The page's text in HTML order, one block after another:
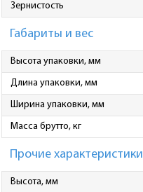
Зернистость
Габариты и вес
Высота упаковки, мм
Длина упаковки, мм
Ширина упаковки, мм
Масса брутто, кг
Прочие характеристики
Высота, мм